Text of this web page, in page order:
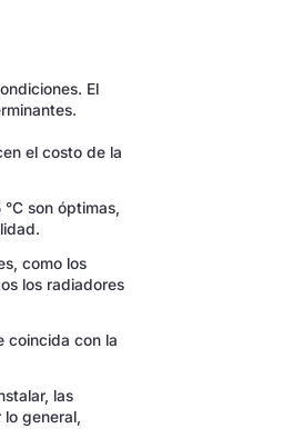
El
el costo de la
son óptimas,
como los
los radiadores
coincida con la
las
general,